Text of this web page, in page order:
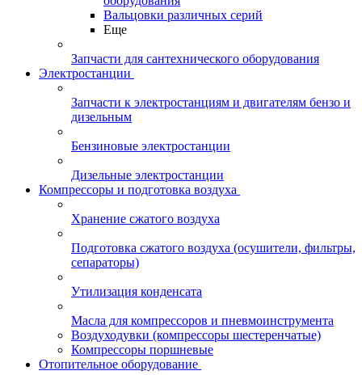
Вальцовки различных серий
Еще
Запчасти для сантехнического оборудования
Электростанции
Запчасти к электростанциям и двигателям бензо и
дизельным
Бензиновые электростанции
Дизельные электростанции
Компрессоры и подготовка воздуха
Хранение сжатого воздуха
Подготовка сжатого воздуха (осушители, фильтры,
сепараторы)
Утилизация конденсата
Масла для компрессоров и пневмоинструмента
Воздуходувки (компрессоры шестеренчатые)
Компрессоры поршневые
Отопительное оборудование